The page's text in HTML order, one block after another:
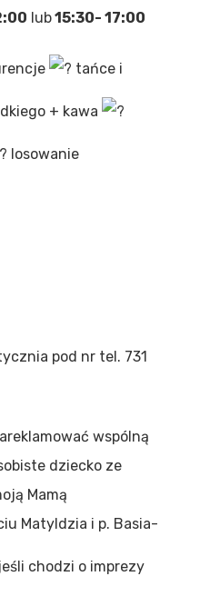
lub15:30- 17:00
tańce i
+ kawa
losowanie
pod nr tel. 731
wspólną
dziecko ze
Mamą
Matyldzia i p. Basia-
chodzi o imprezy